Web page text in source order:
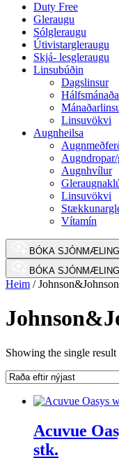
Duty Free
Gleraugu
Sólgleraugu
Útivistargleraugu
Skjá- lesgleraugu
Linsubúðin
Dagslinsur
Linsuvökvi
Augnheilsa
Augnhvílur
Linsuvökvi
Vítamín
BÓKA
BÓKA
Heim / Johnson&Johnson
Showing the single result
Acuvue
stk.